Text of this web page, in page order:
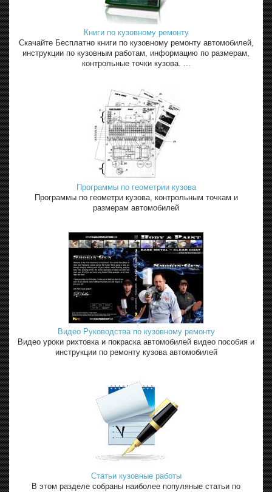
Книги по кузовному ремонту
Скачайте Бесплатно книги по кузовному ремонту автомобилей,
инструкции по кузовным работам, информацию по размерам,
контрольные точки кузова. ...
Программы по геометрии кузова
Программы по геометри кузова, контрольным точкам и
размерам автомобилей
Видео Руководства по кузовному ремонту
Видео уроки рихтовка и покраска автомобилей видео пособия и
инструкции по ремонту кузова автомобилей
Статьи кузовные работы
В этом разделе собраны наиболее популяные статьи по